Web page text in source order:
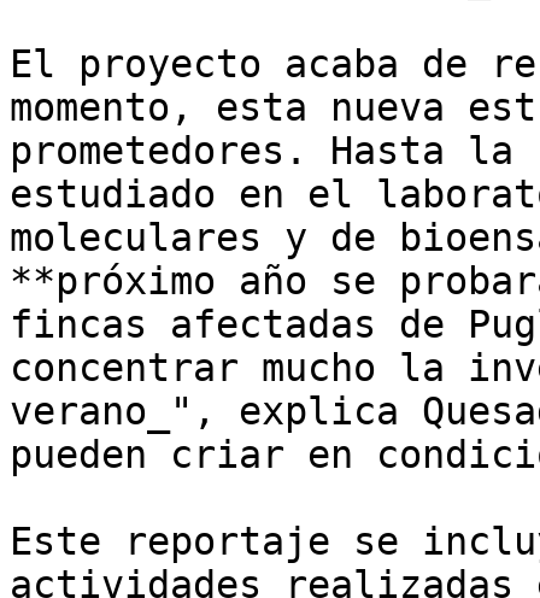
El proyecto acaba de
momento, esta nueva
prometedores. Hasta
estudiado en el
moleculares y de
**próximo año se
fincas afectadas de
concentrar mucho la
verano_", explica
pueden criar en
Este reportaje se
actividades realizadas